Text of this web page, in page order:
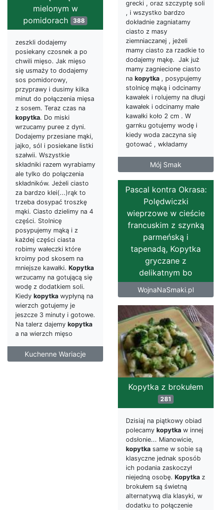
grecki , oraz szczyptę soli
, i wszystko bardzo
dokładnie zagniatamy
ciasto z masy
ziemniaczanej , jeżeli
mamy ciasto za rzadkie to
dodajemy mąkę. Jak już
mamy zagniecione ciasto
na kopytka , posypujemy
stolnicę mąką i odcinamy
kawałek i rolujemy na długi
kawałek i odcinamy małe
kawałki koło 2 cm . W
garnku gotujemy wodę i
kiedy woda zaczyna się
gotować , wkładamy
Mój Smak
mielonym w
pomidorach 388
zeszkli dodajemy
posiekany czosnek a po
chwili mięso. Jak mięso
się usmaży to dodajemy
sos pomidorowy,
przyprawy i dusimy kilka
minut do połączenia mięsa
z sosem. Teraz czas na
kopytka. Do miski
wrzucamy puree z dyni.
Dodajemy przesiane mąki,
jajko, sól i posiekane listki
szałwii. Wszystkie
składniki razem wyrabiamy
ale tylko do połączenia
składników. Jeżeli ciasto
za bardzo klei(...)rąk to
trzeba dosypać troszkę
mąki. Ciasto dzielimy na 4
części. Stolnicę
posypujemy mąką i z
każdej części ciasta
robimy wałeczki które
kroimy pod skosem na
mniejsze kawałki. Kopytka
wrzucamy na gotującą się
wodę z dodatkiem soli.
Kiedy kopytka wypłyną na
wierzch gotujemy je
jeszcze 3 minuty i gotowe.
Na talerz dajemy kopytka
a na wierzch mięso
Kuchenne Wariacje
Pascal kontra Okrasa:
Polędwiczki
wieprzowe w cieście
francuskim z szynką
parmeńską i
tapenadą, Kopytka
gryczane z
delikatnym bo
WojnaNaSmaki.pl
Kopytka z brokułem
281
Dzisiaj na piątkowy obiad
polecamy kopytka w innej
odsłonie... Mianowicie,
kopytka same w sobie są
klasyczne jednak sposób
ich podania zaskoczył
niejedną osobę. Kopytka z
brokułem są świetną
alternatywą dla klasyki, w
dodatku to połączenie